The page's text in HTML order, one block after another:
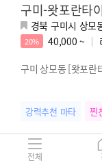
구미-왓포란타
경북 구미시 상모
20% 40,000 ~
구미 상모동 [왓포
강력추천 마타 찐
전체